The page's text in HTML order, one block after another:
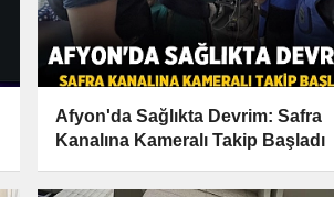
Afyon'da Sağlıkta Devrim: Safra
Kanalına Kameralı Takip Başladı